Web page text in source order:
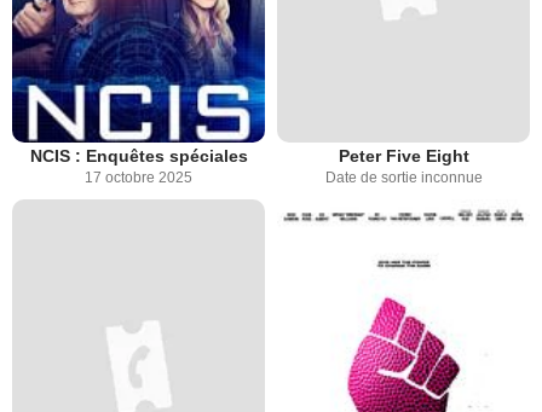
NCIS : Enquêtes spéciales
17 octobre 2025
Peter Five Eight
Date de sortie inconnue